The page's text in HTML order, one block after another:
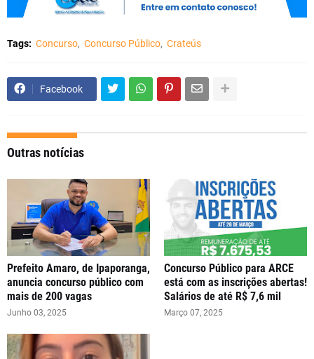
Tags: Concurso Concurso Público Crateús
Facebook
Outras notícias
Prefeito Amaro, de Ipaporanga,
anuncia concurso público com
mais de 200 vagas
Junho 03, 2025
Concurso Público para ARCE
está com as inscrições abertas!
Salários de até R$ 7,6 mil
Março 07, 2025